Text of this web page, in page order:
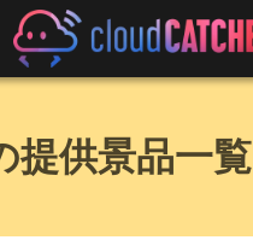
提供景品一覧